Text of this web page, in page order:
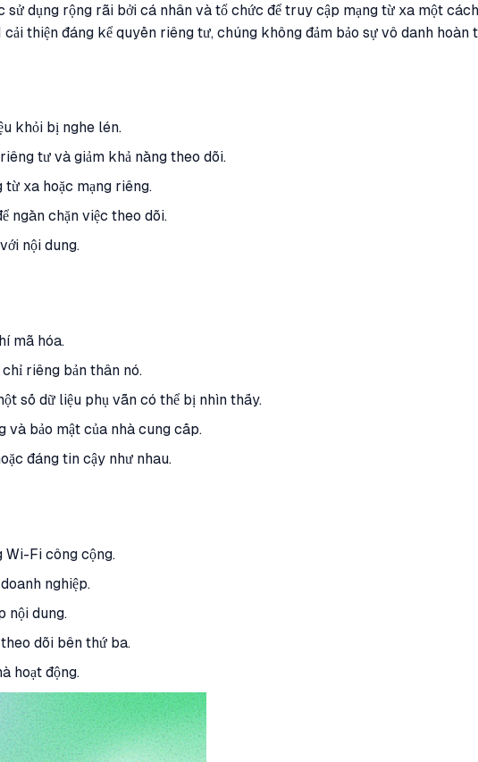
dụng rộng rãi bởi cá nhân và tổ chức để truy cập mạng từ xa một
thiện đáng kể quyền riêng tư, chúng không đảm bảo sự vô danh hoàn
khỏi bị nghe lén.
tư và giảm khả năng theo dõi.
xa hoặc mạng riêng.
ngăn chặn việc theo dõi.
nội dung.
mã hóa.
riêng bản thân nó.
số dữ liệu phụ vẫn có thể bị nhìn thấy.
và bảo mật của nhà cung cấp.
đáng tin cậy như nhau.
Wi-Fi công cộng.
nghiệp.
nội dung.
dõi bên thứ ba.
hoạt động.